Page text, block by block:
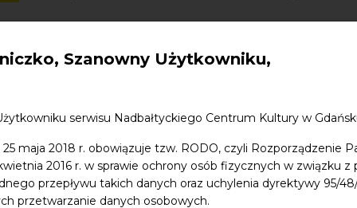
Szanowny Użytkowniku,
serwisu Nadbałtyckiego Centrum Kultury w
maja 2018 r. obowiązuje tzw. RODO, czyli Rozporządzenie
2016 r. w sprawie ochrony osób fizycznych w związku
przepływu takich danych oraz uchylenia dyrektywy 95/
przetwarzanie danych osobowych.
Jana Sklep